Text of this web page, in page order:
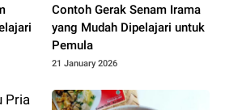
Contoh Gerak Senam Irama
yang Mudah Dipelajari untuk
Pemula
21 January 2026